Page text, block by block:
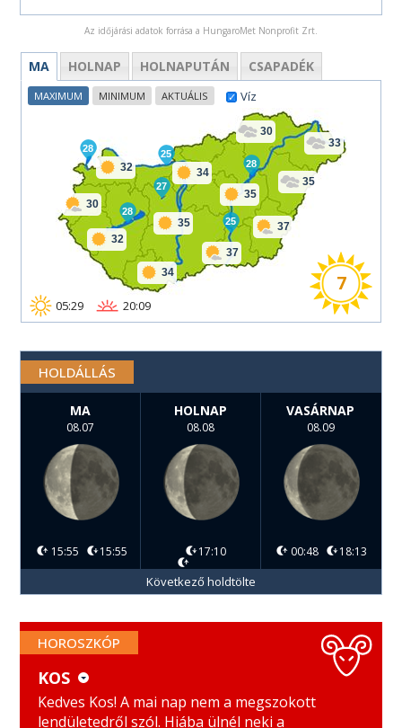
Az időjárási adatok forrása a HungaroMet Nonprofit Zrt.
MA HOLNAP HOLNAPUTÁN CSAPADÉK
32
30
32
35
34
37
35
34
30
37
35
33
28
28
27
25
25
28
05:29 20:09
7
Víz
MAXIMUM MINIMUM AKTUÁLIS
HOLDÁLLÁS
MA
08.07
15:55 15:55
HOLNAP
08.08
17:10
VASÁRNAP
08.09
00:48 18:13
Következő holdtölte
HOROSZKÓP
KOS
KOS
Kedves Kos! A mai nap nem a megszokott
lendületedről szól. Hiába ülnél neki a